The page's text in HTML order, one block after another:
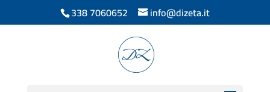
338 7060652 info@dizeta.it